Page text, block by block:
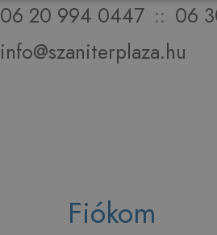
06 20 994 0447 :: 06
info@szaniterplaza.hu
Fiókom